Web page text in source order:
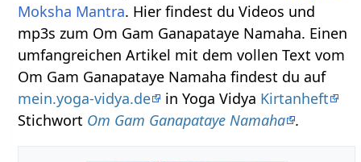
Moksha Mantra. Hier findest du Videos und
mp3s zum Om Gam Ganapataye Namaha. Einen
umfangreichen Artikel mit dem vollen Text vom
Om Gam Ganapataye Namaha findest du auf
mein.yoga-vidya.de
in Yoga Vidya Kirtanheft
Stichwort Om Gam Ganapataye Namaha .